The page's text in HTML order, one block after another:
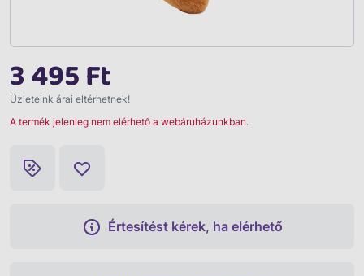
3 495 Ft
Üzleteink árai eltérhetnek!
A termék jelenleg nem elérhető a webáruházunkban.
Értesítést kérek, ha elérhető